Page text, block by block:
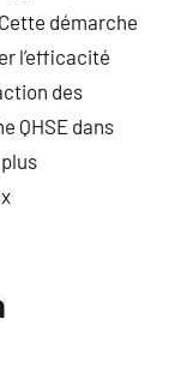
démarche
l’efficacité
des
QHSE dans